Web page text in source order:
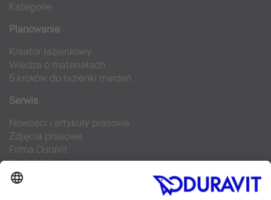
Kategorie
Planowanie
Kreator łazienkowy
Wiedza o materiałach
5 kroków do łazienki marzeń
Serwis
Nowości i artykuły prasowe
Zdjęcia prasowe
Firma Duravit
Kontakt
Najczęściej zadawane pytania